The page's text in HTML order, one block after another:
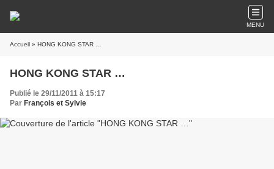
MENU
Accueil » HONG KONG STAR …
HONG KONG STAR …
Publié le 29/11/2011 à 15:17
Par François et Sylvie